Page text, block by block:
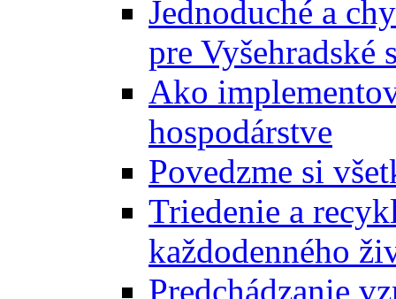
Jednoduché a
pre Vyšehradské
Ako
hospodárstve
Povedzme si
Triedenie a
každodenného
Predchádzanie